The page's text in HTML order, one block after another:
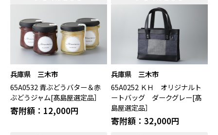
東近江市（滋賀県）京都市（京都府）
大阪市（大阪府）
泉佐野市（大阪府）岸和田市（大阪府）
阪南市（大阪府）堺市（大阪府）
神戸市（兵庫県）豊岡市（兵庫県）
三木市（兵庫県）香美町（兵庫県）
中国エリア
米子市（鳥取県）倉吉市（鳥取県）
境港市（鳥取県）
琴浦町（鳥取県）
大山町（鳥取県）
兵庫県 三木市
65A0532 青ぶどうバター＆赤
ぶどうジャム[髙島屋選定品］
寄附額：12,000円
兵庫県 三木市
65A0252 ＫＨ オリジナルト
ートバッグ ダークグレー[髙
島屋選定品］
寄附額：32,000円